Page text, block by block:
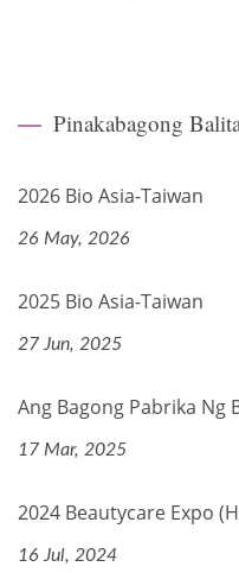
Pinakabagong
2026 Bio Asia-Taiwan
26 May, 2026
2025 Bio Asia-Taiwan
27 Jun, 2025
Ang Bagong Pabrika Ng
17 Mar, 2025
2024 Beautycare Expo
16 Jul, 2024